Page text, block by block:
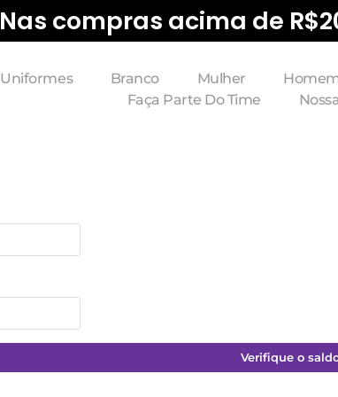
Nas compras acima de
Uniformes Branco Mulher
Faça Parte Do Time
Verifique o